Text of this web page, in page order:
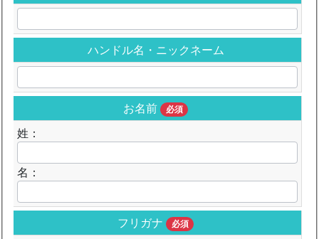
ハンドル名・ニックネーム
お名前 必須
姓：
名：
フリガナ 必須